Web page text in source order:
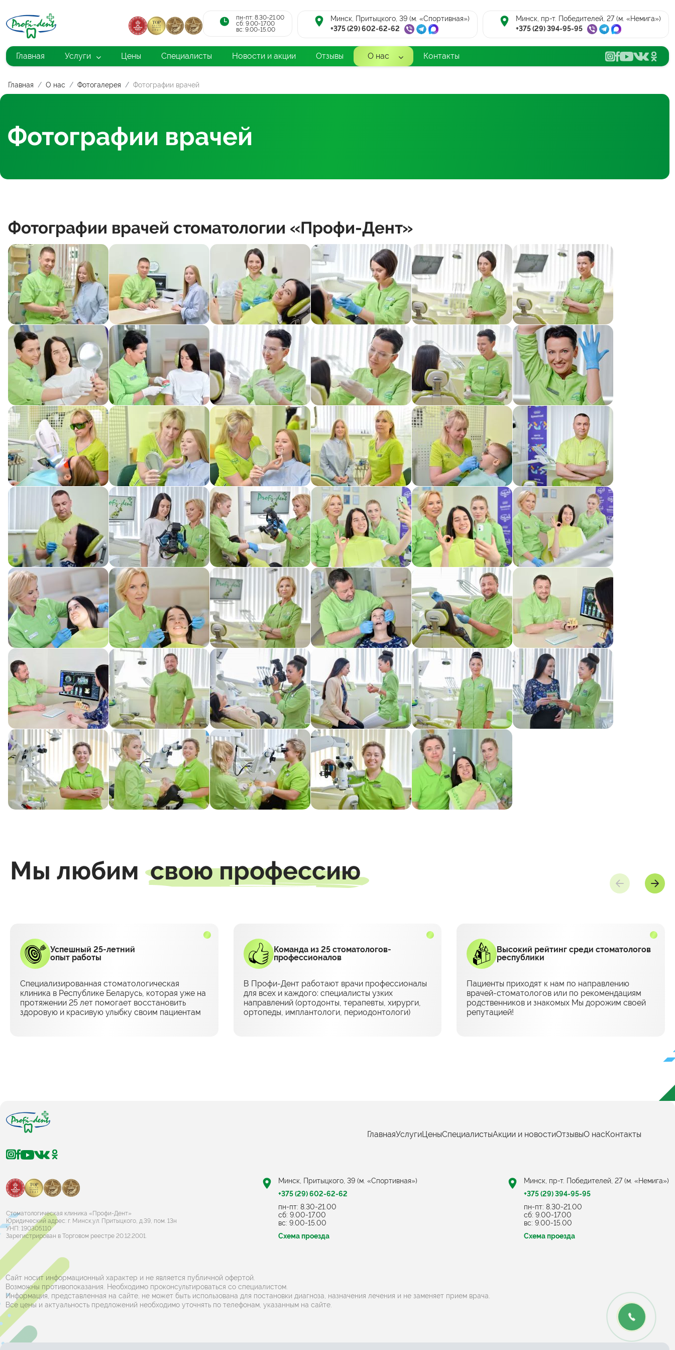
пн-пт: 8.30-21.00
cб: 9.00-17.00
вс: 9.00-15.00
Минск, Притыцкого, 39 (м. «Спортивная»)
+375 (29) 602-62-62
Минск, пр-т. Победителей, 27 (м. «Немига»)
+375 (29) 394-95-95
Главная Услуги Цены Специалисты Новости и акции Отзывы О нас Контакты
Главная О нас Фотогалерея Фотографии врачей
Фотографии врачей
Фотографии врачей стоматологии «Профи-Дент»
Мы любим свою профессию
Успешный 25-летний
опыт работы
Специализированная стоматологическая
клиника в Республике Беларусь, которая уже на
протяжении 25 лет помогает восстановить
здоровую и красивую улыбку своим пациентам
Команда из 25 стоматологов-
профессионалов
В Профи-Дент работают врачи профессионалы
для всех и каждого: специалисты узких
направлений (ортодонты, терапевты, хирурги,
ортопеды, имплантологи, периодонтологи)
Высокий рейтинг среди стоматологов
республики
Пациенты приходят к нам по направлению
врачей-стоматологов или по рекомендациям
родственников и знакомых Мы дорожим своей
репутацией!
ГлавнаяУслугиЦеныСпециалистыАкции и новостиОтзывыО насКонтакты
Стоматологическая клиника «Профи-Дент»
Юридический адрес: г. Минск,ул. Притыцкого, д.39, пом. 13н
УНП: 190305110
Зарегистрирован в Торговом реестре 20.12.2001.
Минск, Притыцкого, 39 (м. «Спортивная»)
+375 (29) 602-62-62
пн-пт: 8.30-21.00
cб: 9.00-17.00
вс: 9.00-15.00
Схема проезда
Минск, пр-т. Победителей, 27 (м. «Немига»)
+375 (29) 394-95-95
пн-пт: 8.30-21.00
cб: 9.00-17.00
вс: 9.00-15.00
Схема проезда
Сайт носит информационный характер и не является публичной офертой.
Возможны противопоказания. Необходимо проконсультироваться со специалистом.
Информация, представленная на сайте, не может быть использована для постановки диагноза, назначения лечения и не заменяет прием врача.
Все цены и актуальность предложений необходимо уточнять по телефонам, указанным на сайте.